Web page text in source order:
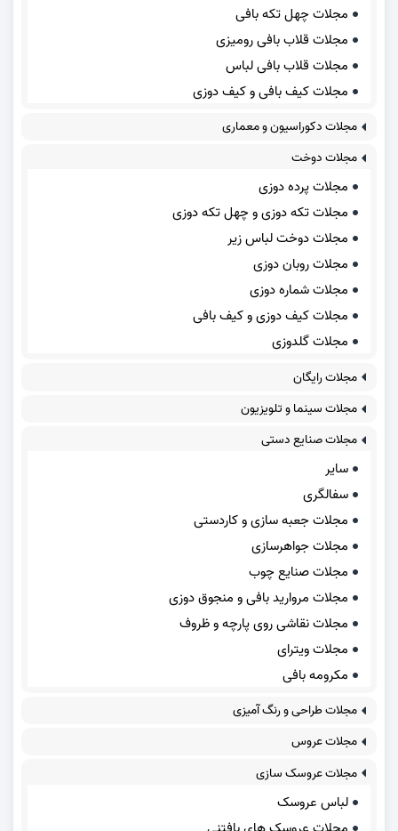
مجلات چهل تکه بافی
مجلات قلاب بافی رومیزی
مجلات قلاب بافی لباس
مجلات کیف بافی و کیف دوزی
مجلات دکوراسیون و معماری
مجلات دوخت
مجلات پرده دوزی
مجلات تکه دوزی و چهل تکه دوزی
مجلات دوخت لباس زیر
مجلات روبان دوزی
مجلات شماره دوزی
مجلات کیف دوزی و کیف بافی
مجلات گلدوزی
مجلات رایگان
مجلات سینما و تلویزیون
مجلات صنایع دستی
سایر
سفالگری
مجلات جعبه سازی و کاردستی
مجلات جواهرسازی
مجلات صنایع چوب
مجلات مروارید بافی و منجوق دوزی
مجلات نقاشی روی پارچه و ظروف
مجلات ویترای
مکرومه بافی
مجلات طراحی و رنگ آمیزی
مجلات عروس
مجلات عروسک سازی
لباس عروسک